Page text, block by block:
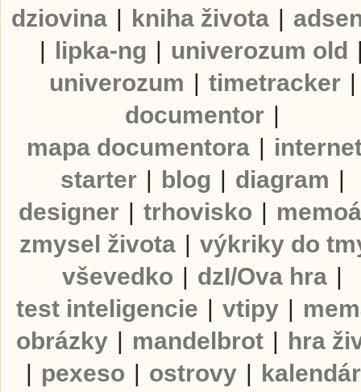
dziovina | kniha života |
| lipka-ng | univerozum old
univerozum | timetracker |
documentor |
mapa documentora |
starter | blog | diagram |
designer | trhovisko |
zmysel života | výkriky do
vševedko | dzI/Ova hra |
test inteligencie | vtipy |
obrázky | mandelbrot | hra
| pexeso | ostrovy | kalendár